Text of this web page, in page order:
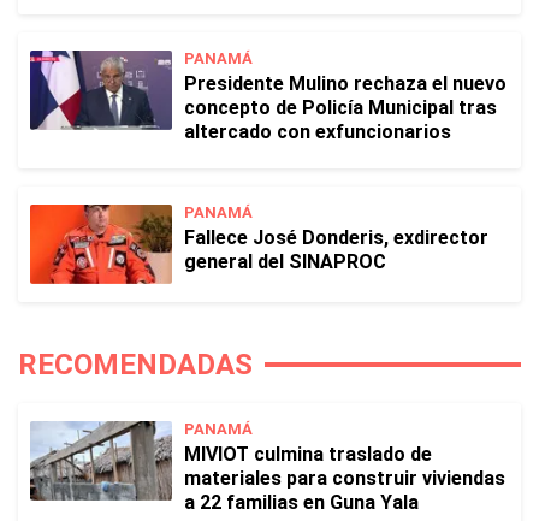
PANAMÁ
Presidente Mulino rechaza el nuevo
concepto de Policía Municipal tras
altercado con exfuncionarios
PANAMÁ
Fallece José Donderis, exdirector
general del SINAPROC
RECOMENDADAS
PANAMÁ
MIVIOT culmina traslado de
materiales para construir viviendas
a 22 familias en Guna Yala